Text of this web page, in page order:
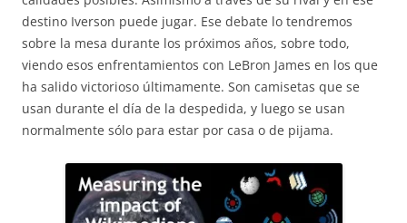
destino Iverson puede jugar. Ese debate lo tendremos
sobre la mesa durante los próximos años, sobre todo,
viendo esos enfrentamientos con LeBron James en los que
ha salido victorioso últimamente. Son camisetas que se
usan durante el día de la despedida, y luego se usan
normalmente sólo para estar por casa o de pijama.